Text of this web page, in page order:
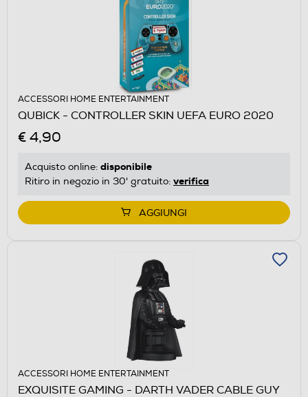
ACCESSORI HOME ENTERTAINMENT
QUBICK - CONTROLLER SKIN UEFA EURO 2020
€ 4,90
Acquisto online: disponibile
Ritiro in negozio in 30' gratuito: verifica
AGGIUNGI
ACCESSORI HOME ENTERTAINMENT
EXQUISITE GAMING - DARTH VADER CABLE GUY